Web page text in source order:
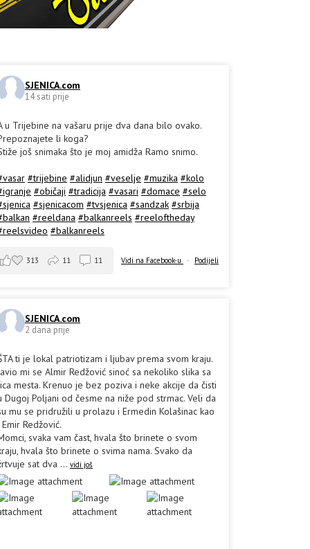
SJENICA.com
14 sati prije
u Trijebine na vašaru prije dva dana bilo ovako.
li koga?
još snimaka što je moj amidža Ramo snimo.
#trijebine #alidjun #veselje #muzika #kolo
#običaji #tradicija #vasari #domace #selo
#sjenicacom #tvsjenica #sandzak #srbija
#reeldana #balkanreels #reeloftheday
#balkanreels
Vidi na Facebook-u · Podijeli
313 11 11
SJENICA.com
2 dana prije
ti je lokal patriotizam i ljubav prema svom kraju.
mi se Almir Redžović sinoć sa nekoliko slika sa
mesta. Krenuo je bez poziva i neke akcije da čisti
Dugoj Poljani od česme na niže pod strmac. Veli da
mu se pridružili u prolazu i Ermedin Kolašinac kao
Redžović.
svaka vam čast, hvala što brinete o svom
hvala što brinete o svima nama. Svako da
sat dva ... vidi još